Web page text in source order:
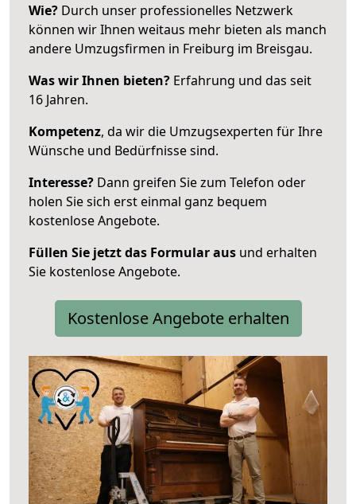
Wie? Durch unser professionelles Netzwerk
können wir Ihnen weitaus mehr bieten als manch
andere Umzugsfirmen in Freiburg im Breisgau.
Was wir Ihnen bieten? Erfahrung und das seit
16 Jahren.
Kompetenz, da wir die Umzugsexperten für Ihre
Wünsche und Bedürfnisse sind.
Interesse? Dann greifen Sie zum Telefon oder
holen Sie sich erst einmal ganz bequem
kostenlose Angebote.
Füllen Sie jetzt das Formular aus und erhalten
Sie kostenlose Angebote.
Kostenlose Angebote erhalten